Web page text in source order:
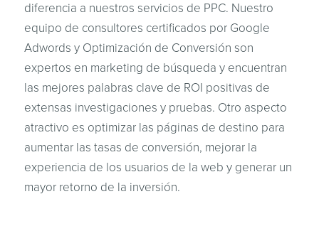
diferencia a nuestros servicios de PPC. Nuestro
equipo de consultores certificados por Google
Adwords y Optimización de Conversión son
expertos en marketing de búsqueda y encuentran
las mejores palabras clave de ROI positivas de
extensas investigaciones y pruebas. Otro aspecto
atractivo es optimizar las páginas de destino para
aumentar las tasas de conversión, mejorar la
experiencia de los usuarios de la web y generar un
mayor retorno de la inversión.